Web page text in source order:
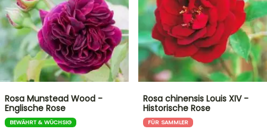
Rosa Munstead Wood -
Englische Rose
BEWÄHRT & WÜCHSIG
Rosa chinensis Louis XIV -
Historische Rose
FÜR SAMMLER